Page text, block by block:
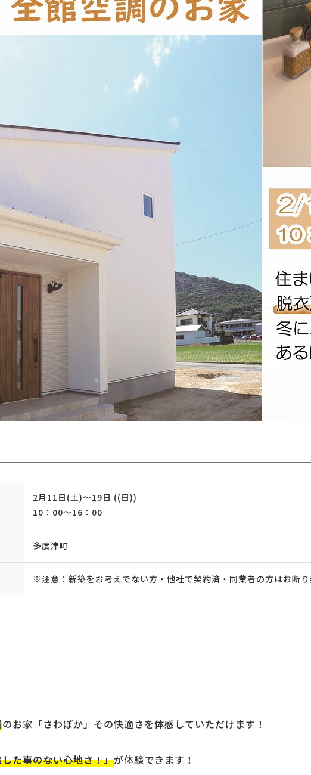
2月11日(土)～19日 ((日))
10：00～16：00
多度津町
※注意：新築をお考えでない方・他社で契約済・同業者の方はお断
のお家「さわぽか」 その快適さを体感していただけます！
た事のない心地さ！」が体験できます！